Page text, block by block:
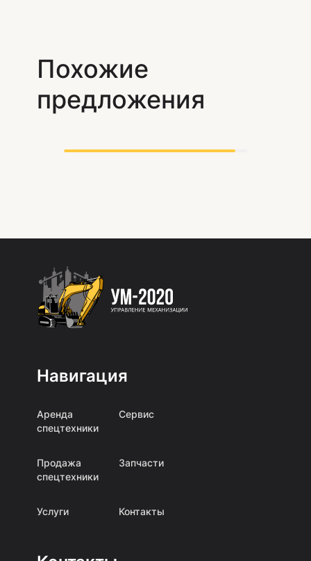
Похожие
предложения
Навигация
Аренда
спецтехники
Сервис
Продажа
спецтехники
Запчасти
Услуги Контакты